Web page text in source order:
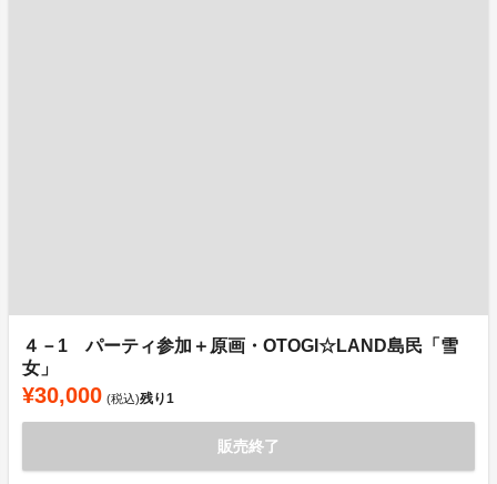
４－1 パーティ参加＋原画・OTOGI☆LAND島民「雪
女」
¥30,000 (税込)残り1
販売終了